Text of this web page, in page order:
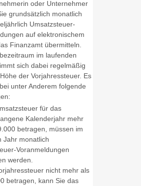
oder Unternehmer
grundsätzlich monatlich
Umsatzsteuer-
auf elektronischem
Finanzamt übermitteln.
im laufenden
sich dabei regelmäßig
der Vorjahressteuer. Es
unter Anderem folgende
für das
Kalenderjahr mehr
betragen, müssen im
Jahr monatlich
Voranmeldungen
werden.
nicht mehr als
betragen, kann Sie das